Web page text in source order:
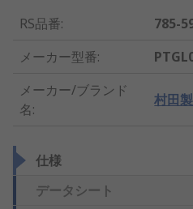
RS品番:
785-
メーカー型番:
メーカー/ブランド
名:
村田
仕様
データシート